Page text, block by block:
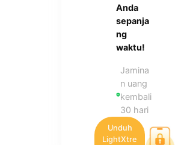
Anda
sepanja
ng
waktu!
Jamina
n uang
kembali
30 hari
Unduh
LightXtre